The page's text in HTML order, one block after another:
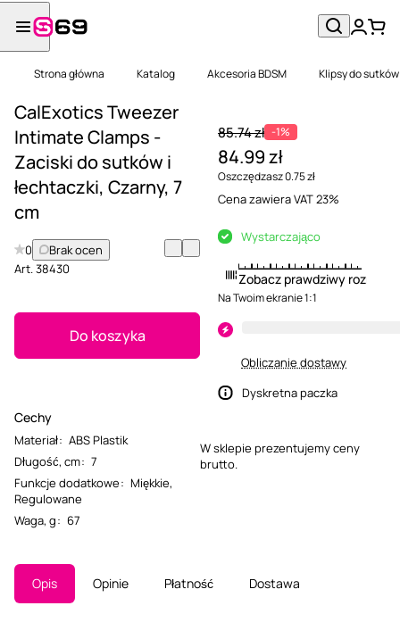
Strona główna Katalog Akcesoria BDSM Klipsy do sutków
CalExotics Tweezer
Intimate Clamps -
Zaciski do sutków i
łechtaczki, Czarny, 7
cm
0
Brak ocen
Art.38430
Do koszyka
Cechy
Materiał: ABS Plastik
Długość, cm: 7
Funkcje dodatkowe: Miękkie,
Regulowane
Waga, g: 67
85.74 zł -1%
84.99 zł
Oszczędzasz 0.75 zł
Cena zawiera VAT 23%
Wystarczająco
Zobacz prawdziwy rozmiar
Na Twoim ekranie 1:1
Obliczanie dostawy
Dyskretna paczka
W sklepie prezentujemy ceny
brutto.
Opis Opinie Płatność Dostawa